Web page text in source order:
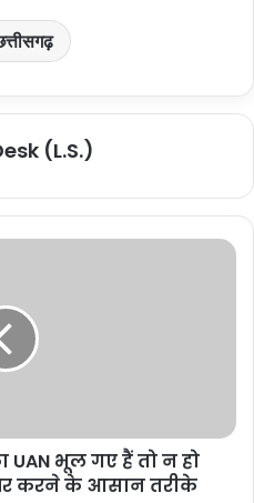
(L.S.)
UAN भूल गए हैं तो न हो
करने के आसान तरीके